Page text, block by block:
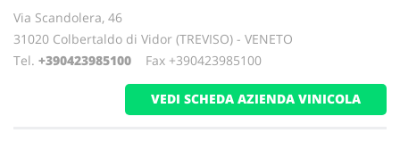
Via Scandolera, 46
31020 Colbertaldo di Vidor (TREVISO) - VENETO
Tel. +390423985100 Fax +390423985100
VEDI SCHEDA AZIENDA VINICOLA